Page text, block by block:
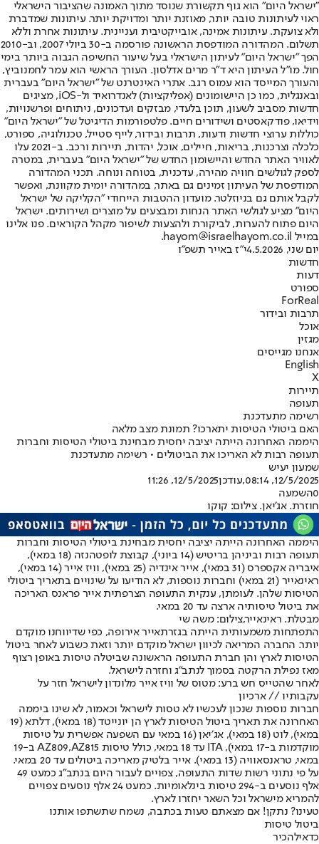
"ישראל היום" הוא גוף תקשורת שנוסד מתוך האמונה שהציבור הישראלי
ראוי לעיתונות טובה יותר, מאוזנת יותר ומדויקת יותר. עיתונות שמדברת
ולא צועקת. עיתונות אמינה, אובייקטיבית ועניינית. עיתונות אחרת וללא
תשלום. המהדורה המודפסת הראשונה פורסמה ב-30 ביולי 2007, וב-2010
הפך "ישראל היום" לעיתון הישראלי בעל שיעור החשיפה הגבוה ביותר בימי
חול. מו"ל העיתון היא ד"ר מרים אדלסון. העורך הראשי הוא עמר לחמנוביץ,
והעורך המייסד הוא עמוס רגב. אתרי האינטרנט של "ישראל היום" בעברית
ובאנגלית, כמו כן היישומונים (אפליקציות) לאנדרואיד ול-iOS, מציגים
חדשות מסביב לשעון, תוכן בלעדי, מבזקים ועדכונים, ניתוחים ופרשנויות,
וידיאו, פודקאסטים ושידורים חיים. פלטפורמות הדיגיטל של "ישראל היום"
כוללות ערוצי חדשות ודעות, תרבות ובידור, לייף סטייל, טכנולוגיה, ספורט,
כלכלה וצרכנות, בריאות, חיילים, אוכל, יהדות, תיירות ורכב. ב-2021 עלו
לאוויר האתר החדש והיישומון החדש של "ישראל היום" בעברית, במטרה
לספק לגולשים חוויה מהירה, עדכנית, בטוחה ונוחה. תכני המהדורה
המודפסת של העיתון זמינים גם באתר, במהדורה יומית מקוונת, ואפשר
לקבל אותם גם בניוזלטר. מועדון ההטבות הייחודי "הקליקה של ישראל
היום" מציע לגולשי האתר הנחות ומבצעים על מוצרים ושירותים. ישראל
היום פתוח להערות, לביקורת ולהצעות לשיפור מקהל הקוראים. פנו אלינו
במייל hayom@israelhayom.co.il.
יום שני, 4.5.2026
י"ז באייר תשפ"ו
חדשות
דעות
ספורט
ForReal
תרבות ובידור
אוכל
מגזין
אנחנו מגייסים
English
X
תיירות
תעופה
רשימה מתעדכנת
האם ביטולי הטיסות יתארכו? תמונת מצב מלאה
היממה האחרונה הייתה יציבה יחסית מבחינת ביטולי הטיסות וחברות
תעופה רבות לא האריכו את הביטולים • רשימה מתעדכנת
שמעון יעיש
12/5/2025, 08:14
,עודכן12/5/2025, 11:26
0השמעה
חוזרת. אג'יאן. צילום: קוקו
היממה האחרונה הייתה יציבה יחסית מבחינת ביטולי הטיסות וחברות
תעופה רבות וביניהן בריטיש (14 ביוני), קבוצת לופטהנזה (18 במאי),
איבריה אקספרס (31 במאי), אייר אינדיה (25 במאי), וויז אייר (14 במאי),
ראינאייר (21 במאי) וחברות נוספות, לא הודיעו על שינויים בתאריך ביטולי
הטיסות שלהן. לעומתן, ענקית התעופה הצרפתית אייר פראנס האריכה
את ביטול טיסותיה ארצה עד 20 במאי.
מבטלת. ראינאייר,צילום: משה שי
התפתחות משמעותית הייתה בגזרתאייר אירופה, כפי שדיווחנו מוקדם
יותר. החברה המריאה לכיוון ישראל מוקדם יותר וזאת כשבוע לאחר ביטול
הטיסות לארץ והן חברת התעופה הראשונה שביטלה טיסות באופן רצוף
מאז נפילת הרקטה בסמוך לנתב״ג וחזרה לישראל.
לאחר שהטייס חש ברע: מטוס של וויז אייר מלונדון לישראל חזר על
עקבותיו // ארכיון
חברות נוספות שנכון לעכשיו לא טסות לישראל וכאמור, לא שינו ביממה
האחרונה את תאריך ביטול הטיסות לארץ הן יונייטד (18 במאי), דלתא (19
במאי), לוט (18 במאי), אג׳יאן (16 במאי עם השפעה אפשרית על טיסות
מוקדמות ב-17 במאי), ITA עד 18 במאי, כולל טיסות AZ809,AZ815 ב-19
במאי, טראנסאוויה (13 במאי). אייר בלטיק מאריכה ביטולים עד 20 במאי.
על פי נתוני רשות שדות התעופה, צפויים לעבור היום בנתב״ג כמעט 49
אלף נוסעים ב-294 טיסות בינלאומיות. כמעט 24 אלף נוסעים צפויים
להמריא מישראל וכל השאר יחזרו לארץ.
טעינו? נתקן! אם מצאתם טעות בכתבה, נשמח שתשתפו אותנו
ביטול טיסות
כדאילהכיר